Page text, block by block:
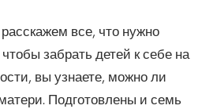
все, что нужно
забрать детей к себе на
вы узнаете, можно ли
Подготовлены и семь